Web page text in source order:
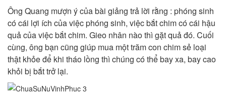
Ông Quang mượn ý của bài giảng trả lời rằng : phóng sinh
có cái lợi ích của việc phóng sinh, việc bắt chim có cái hậu
quả của việc bắt chim. Gieo nhân nào thì gặt quả đó. Cuối
cùng, ông bạn cũng giúp mua một trăm con chim sẻ loại
thật khỏe để khi tháo lồng thì chúng có thể bay xa, bay cao
khỏi bị bắt trở lại.